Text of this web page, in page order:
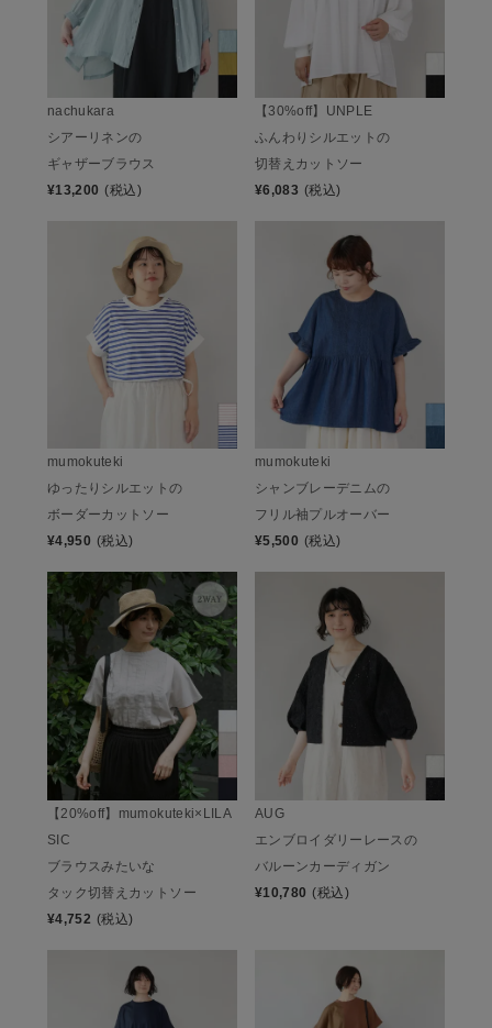
nachukara
シアーリネンの
ギャザーブラウス
¥13,200 (税込)
【30%off】UNPLE
ふんわりシルエットの
切替えカットソー
¥6,083 (税込)
mumokuteki
ゆったりシルエットの
ボーダーカットソー
¥4,950 (税込)
mumokuteki
シャンブレーデニムの
フリル袖プルオーバー
¥5,500 (税込)
【20%off】mumokuteki×LILA
SIC
ブラウスみたいな
タック切替えカットソー
¥4,752 (税込)
AUG
エンブロイダリーレースの
バルーンカーディガン
¥10,780 (税込)